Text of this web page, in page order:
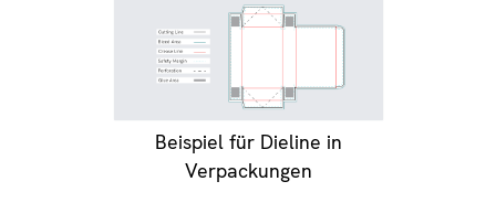
Beispiel für Dieline in
Verpackungen